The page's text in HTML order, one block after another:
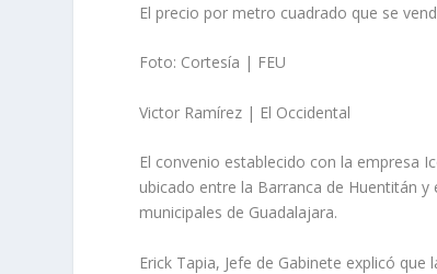
El precio por metro cuadrado que se
Foto: Cortesía | FEU
Victor Ramírez | El Occidental
El convenio establecido con la empresa
ubicado entre la Barranca de Huentitán
municipales de Guadalajara.
Erick Tapia, Jefe de Gabinete explicó